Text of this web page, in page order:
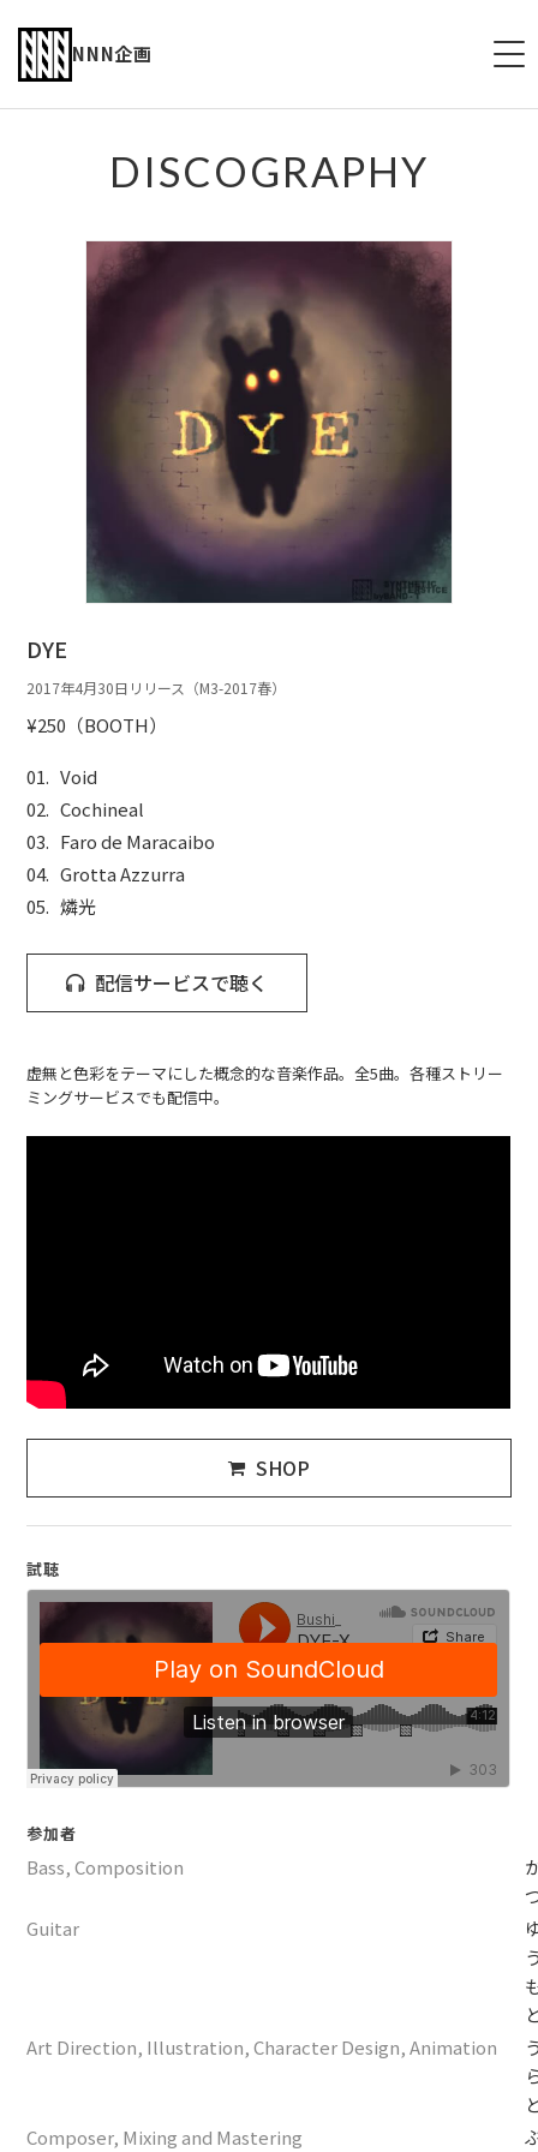
NNN企画
SCHEDULE
VIDEO
DISCOGRAPHY
NEWS
CONTACT
DISCOGRAPHY
DYE
2017年4月30日リリース（M3-2017春）
¥250（BOOTH）
Void
Cochineal
Faro de Maracaibo
Grotta Azzurra
燐光
配信サービスで聴く
虚無と色彩をテーマにした概念的な音楽作品。全5曲。各種ストリー
ミングサービスでも配信中。
SHOP
試聴
参加者
Bass, Composition
Guitar
Art Direction, Illustration, Character Design, Animation
Composer, Mixing and Mastering